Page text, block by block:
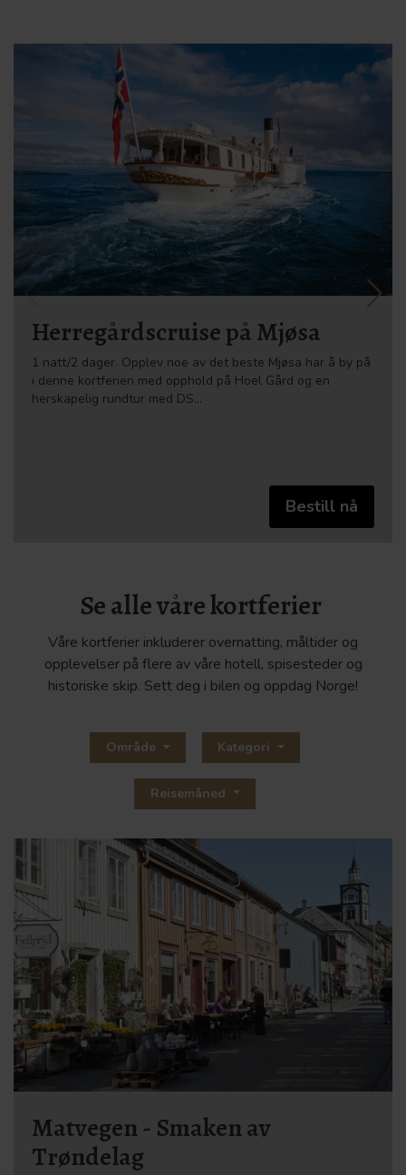
Herregårdscruise på Mjøsa
1 natt/2 dager. Opplev noe av det beste Mjøsa har å by på
i denne kortferien med opphold på Hoel Gård og en
herskapelig rundtur med DS…
Bestill nå
Se alle våre kortferier
Våre kortferier inkluderer overnatting, måltider og
opplevelser på flere av våre hotell, spisesteder og
historiske skip. Sett deg i bilen og oppdag Norge!
Område Kategori
Reisemåned
Matvegen - Smaken av
Trøndelag